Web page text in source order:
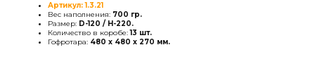
Артикул: 1.3.21
Вес наполнения: 700 гр.
Размер: D-120 / H-220.
Количество в коробе:13 шт.
Гофротара: 480 х 480 х 270 мм.